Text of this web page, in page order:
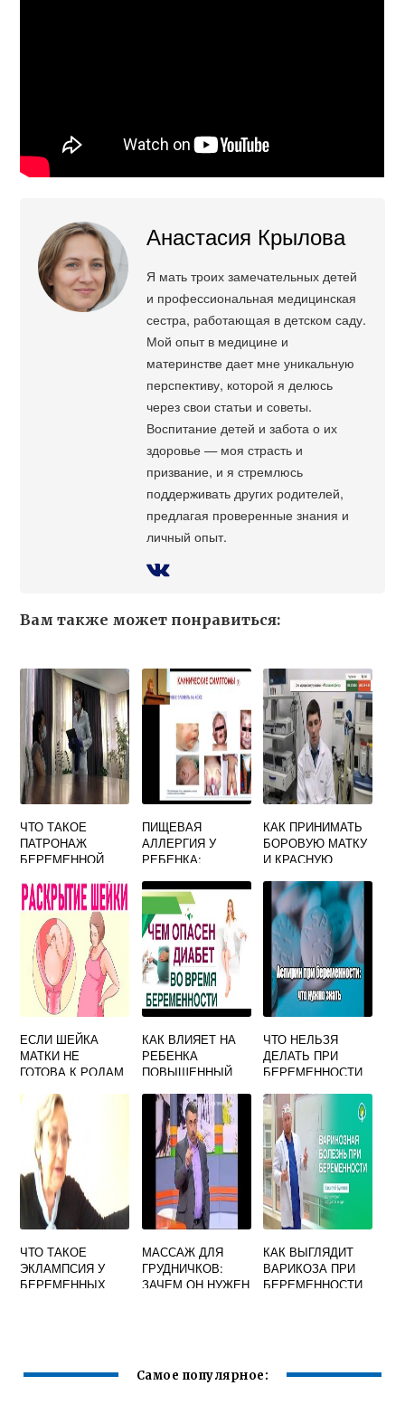
Анастасия Крылова
Я мать троих замечательных детей
и профессиональная медицинская
сестра, работающая в детском саду.
Мой опыт в медицине и
материнстве дает мне уникальную
перспективу, которой я делюсь
через свои статьи и советы.
Воспитание детей и забота о их
здоровье — моя страсть и
призвание, и я стремлюсь
поддерживать других родителей,
предлагая проверенные знания и
личный опыт.
Вам также может понравиться:
ЧТО ТАКОЕ
ПАТРОНАЖ
БЕРЕМЕННОЙ
ПИЩЕВАЯ
АЛЛЕРГИЯ У
РЕБЕНКА:
ЛЕЧЕНИЕ, ФОТО
КАК ПРИНИМАТЬ
БОРОВУЮ МАТКУ
И КРАСНУЮ
ЗАБЕРЕМЕНЕТЬ
ЕСЛИ ШЕЙКА
МАТКИ НЕ
ГОТОВА К РОДАМ
КАК ВЛИЯЕТ НА
РЕБЕНКА
ПОВЫШЕННЫЙ
БЕРЕМЕННОСТИ
ЧТО НЕЛЬЗЯ
ДЕЛАТЬ ПРИ
БЕРЕМЕННОСТИ
СРОКАХ
ЧТО ТАКОЕ
ЭКЛАМПСИЯ У
БЕРЕМЕННЫХ
МАССАЖ ДЛЯ
ГРУДНИЧКОВ:
ЗАЧЕМ ОН НУЖЕН
КАК ВЫГЛЯДИТ
ВАРИКОЗА ПРИ
БЕРЕМЕННОСТИ
Самое популярное: